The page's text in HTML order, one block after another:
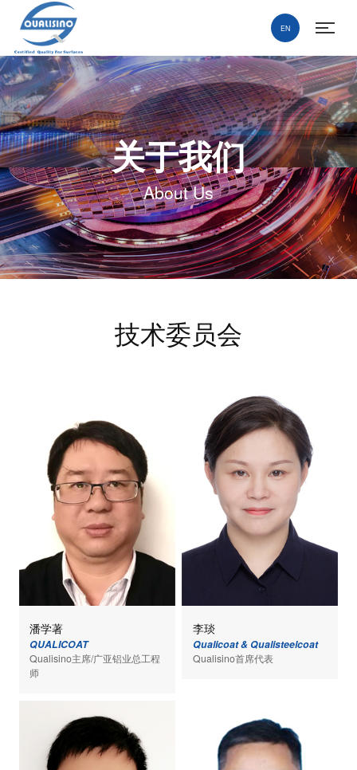
EN
关于我们
About Us
技术委员会
潘学著
QUALICOAT
Qualisino主席/广亚铝业总工程
师
李琰
Qualicoat & Qualisteelcoat
Qualisino首席代表